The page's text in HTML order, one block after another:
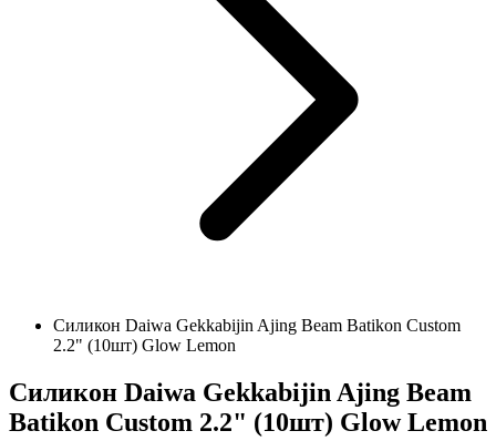
Силикон Daiwa Gekkabijin Ajing Beam Batikon Custom
2.2" (10шт) Glow Lemon
Силикон Daiwa Gekkabijin Ajing Beam
Batikon Custom 2.2" (10шт) Glow Lemon